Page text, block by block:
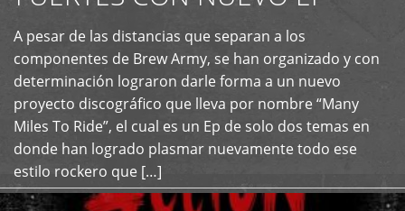
A pesar de las distancias que separan a los
componentes de Brew Army, se han organizado y con
determinación lograron darle forma a un nuevo
proyecto discográfico que lleva por nombre “Many
Miles To Ride”, el cual es un Ep de solo dos temas en
donde han logrado plasmar nuevamente todo ese
estilo rockero que […]
+